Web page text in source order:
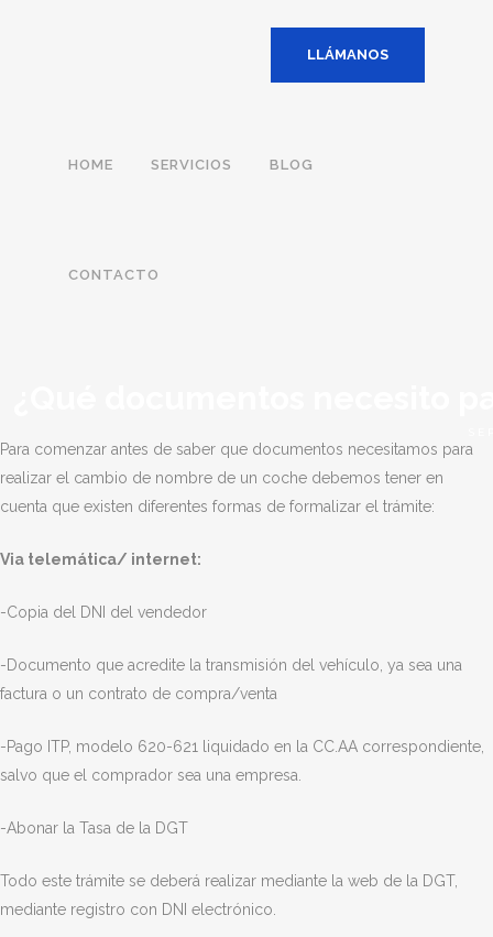
LLÁMANOS
HOME SERVICIOS BLOG
CONTACTO
Para comenzar antes de saber que documentos necesitamos para
realizar el cambio de nombre de un coche debemos tener en
cuenta que existen diferentes formas de formalizar el trámite:
Via telemática/ internet:
-Copia del DNI del vendedor
-Documento que acredite la transmisión del vehículo, ya sea una
factura o un contrato de compra/venta
-Pago ITP, modelo 620-621 liquidado en la CC.AA correspondiente,
salvo que el comprador sea una empresa.
-Abonar la Tasa de la DGT
Todo este trámite se deberá realizar mediante la web de la DGT,
mediante registro con DNI electrónico.